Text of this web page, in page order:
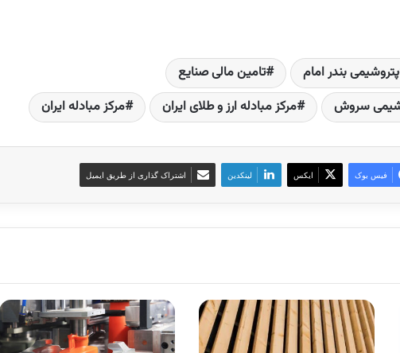
پتروشیمی بندر امام
تامین مالی صنایع
سروش
مرکز مبادله ارز و طلای ایران مرکز مبادله ایران
فیس بوک ایکس لینکدین اشتراک گذاری از طریق ایمیل